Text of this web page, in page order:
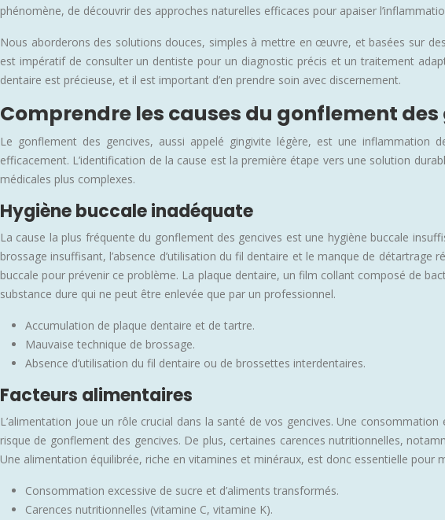
phénomène, de découvrir des approches naturelles efficaces pour apaiser
Nous aborderons des solutions douces, simples à mettre en œuvre, et basées sur
est impératif de consulter un dentiste pour un diagnostic précis et un traitement
dentaire est précieuse, et il est important d’en prendre soin avec discernement.
Comprendre les causes du gonflement des
Le gonflement des gencives, aussi appelé gingivite légère, est une
efficacement. L’identification de la cause est la première étape vers une solution
médicales plus complexes.
Hygiène buccale inadéquate
La cause la plus fréquente du gonflement des gencives est une hygiène buccale
brossage insuffisant, l’absence d’utilisation du fil dentaire et le manque de détartrage
buccale pour prévenir ce problème. La plaque dentaire, un film collant composé de
substance dure qui ne peut être enlevée que par un professionnel.
Accumulation de plaque dentaire et de tartre.
Mauvaise technique de brossage.
Absence d’utilisation du fil dentaire ou de brossettes interdentaires.
Facteurs alimentaires
L’alimentation joue un rôle crucial dans la santé de vos gencives. Une
risque de gonflement des gencives. De plus, certaines carences nutritionnelles,
Une alimentation équilibrée, riche en vitamines et minéraux, est donc essentielle pour
Consommation excessive de sucre et d’aliments transformés.
Carences nutritionnelles (vitamine C, vitamine K).